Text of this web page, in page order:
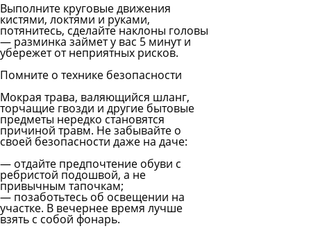
Выполните круговые движения
кистями, локтями и руками,
потянитесь, сделайте наклоны головы
— разминка займет у вас 5 минут и
убережет от неприятных рисков.
Помните о технике безопасности
Мокрая трава, валяющийся шланг,
торчащие гвозди и другие бытовые
предметы нередко становятся
причиной травм. Не забывайте о
своей безопасности даже на даче:
— отдайте предпочтение обуви с
ребристой подошвой, а не
привычным тапочкам;
— позаботьтесь об освещении на
участке. В вечернее время лучше
взять с собой фонарь.